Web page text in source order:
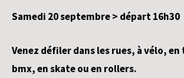
Samedi 20 septembre > départ 16h30
Venez défiler dans les rues, à vélo,
bmx, en skate ou en rollers.